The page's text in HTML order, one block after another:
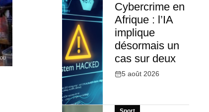
Cybercrime en
Afrique : l’IA
implique
désormais un
cas sur deux
5 août 2026